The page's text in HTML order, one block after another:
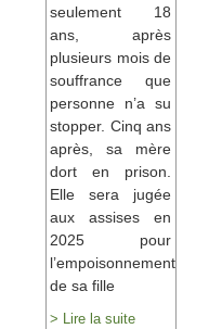
seulement 18
ans, après
plusieurs mois de
souffrance que
personne n’a su
stopper. Cinq ans
après, sa mère
dort en prison.
Elle sera jugée
aux assises en
2025 pour
l’empoisonnement
de sa fille
> Lire la suite